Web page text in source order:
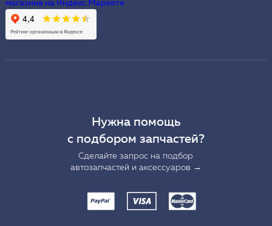
Нужна помощь
с подбором запчастей?
Сделайте запрос на подбор
автозапчастей и аксессуаров →